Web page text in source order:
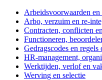
Arbeidsvoorwaarden
Arbo, verzuim en re-
Contracten, conflicten
Functioneren,
Gedragscodes en
HR-management,
Werktijden, verlof en
Werving en selectie